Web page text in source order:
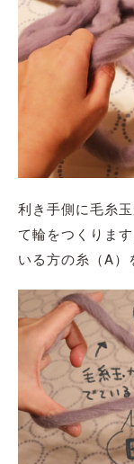
利き手側に毛糸
て輪をつくりま
いる方の糸（A）